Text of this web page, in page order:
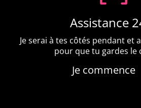
Assistance
Je serai à tes côtés pendant et
pour que tu gardes le
Je commence